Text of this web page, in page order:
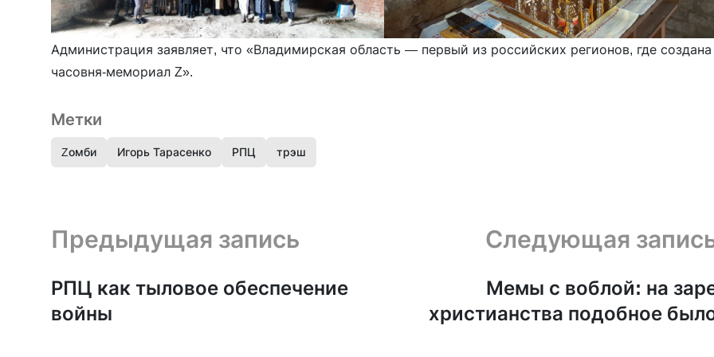
Администрация заявляет, что «Владимирская область — первый из российских регионов, где создана
часовня-мемориал Z».
Метки
Zомби Игорь Тарасенко РПЦ трэш
Предыдущая запись и следующая запись
Предыдущая запись
РПЦ как тыловое обеспечение
войны
Следующая
Мемы с воблой: на
христианства подобное